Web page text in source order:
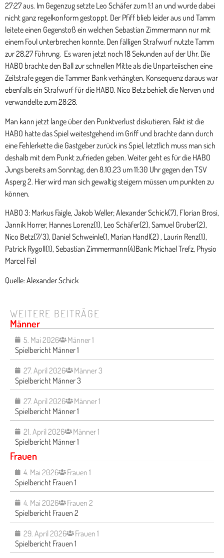
27:27 aus. Im Gegenzug setzte Leo Schäfer zum 1:1 an und wurde dabei
nicht ganz regelkonform gestoppt. Der Pfiff blieb leider aus und Tamm
leitete einen Gegenstoß ein welchen Sebastian Zimmermann nur mit
einem Foul unterbrechen konnte. Den fälligen Strafwurf nutzte Tamm
zur 28.27 Führung. Es waren jetzt noch 18 Sekunden auf der Uhr. Die
HABO brachte den Ball zur schnellen Mitte als die Unparteiischen eine
Zeitstrafe gegen die Tammer Bank verhängten. Konsequenz daraus war
ebenfalls ein Strafwurf für die HABO. Nico Betz behielt die Nerven und
verwandelte zum 28:28.
Man kann jetzt lange über den Punktverlust diskutieren. Fakt ist die
HABO hatte das Spiel weitestgehend im Griff und brachte dann durch
eine Fehlerkette die Gastgeber zurück ins Spiel, letztlich muss man sich
deshalb mit dem Punkt zufrieden geben. Weiter geht es für die HABO
Jungs bereits am Sonntag, den 8.10.23 um 11:30 Uhr gegen den TSV
Asperg 2. Hier wird man sich gewaltig steigern müssen um punkten zu
können.
HABO 3: Markus Faigle, Jakob Weller; Alexander Schick(7), Florian Brosi,
Jannik Horrer, Hannes Lorenz(1), Leo Schäfer(2), Samuel Gruber(2),
Nico Betz(7/3), Daniel Schweinle(1, Marian Handl(2) , Laurin Renz(1),
Patrick Rygoll(1), Sebastian Zimmermann(4)Bank: Michael Trefz, Physio
Marcel Feil
Quelle: Alexander Schick
WEITERE BEITRÄGE
Männer
5. Mai 2026
Männer 1
Spielbericht Männer 1
27. April 2026
Männer 3
Spielbericht Männer 3
27. April 2026
Männer 1
Spielbericht Männer 1
21. April 2026
Männer 1
Spielbericht Männer 1
Frauen
4. Mai 2026
Frauen 1
Spielbericht Frauen 1
4. Mai 2026
Frauen 2
Spielbericht Frauen 2
29. April 2026
Frauen 1
Spielbericht Frauen 1